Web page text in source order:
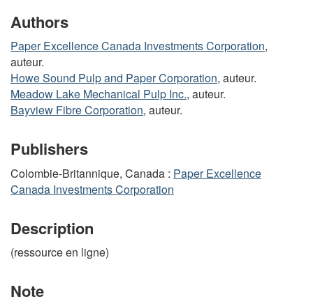
Authors
Paper Excellence Canada Investments Corporation,
auteur.
Howe Sound Pulp and Paper Corporation, auteur.
Meadow Lake Mechanical Pulp Inc., auteur.
Bayview Fibre Corporation, auteur.
Publishers
Colombie-Britannique, Canada : Paper Excellence
Canada Investments Corporation
Description
(ressource en ligne)
Note